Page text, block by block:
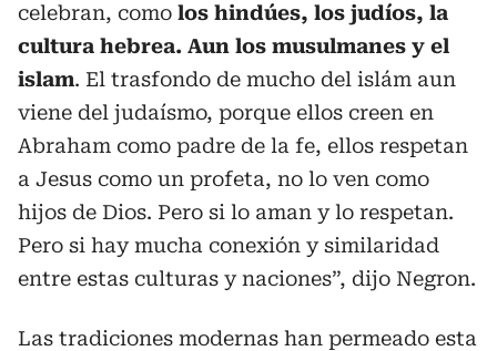
celebran, como los hindúes, los judíos, la
cultura hebrea. Aun los musulmanes y el
islam. El trasfondo de mucho del islám aun
viene del judaísmo, porque ellos creen en
Abraham como padre de la fe, ellos respetan
a Jesus como un profeta, no lo ven como
hijos de Dios. Pero si lo aman y lo respetan.
Pero si hay mucha conexión y similaridad
entre estas culturas y naciones”, dijo Negron.
Las tradiciones modernas han permeado esta